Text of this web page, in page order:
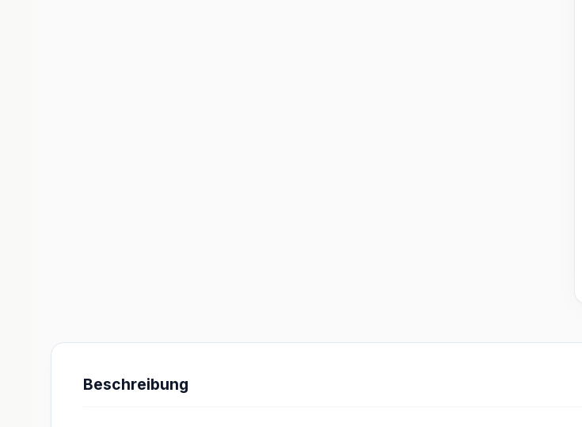
Beschreibung